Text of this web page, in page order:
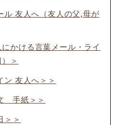
ル 友人へ（友人の父,母が
かける言葉メール・ライ
＞
ン 友人へ＞＞
手紙＞＞
＞＞